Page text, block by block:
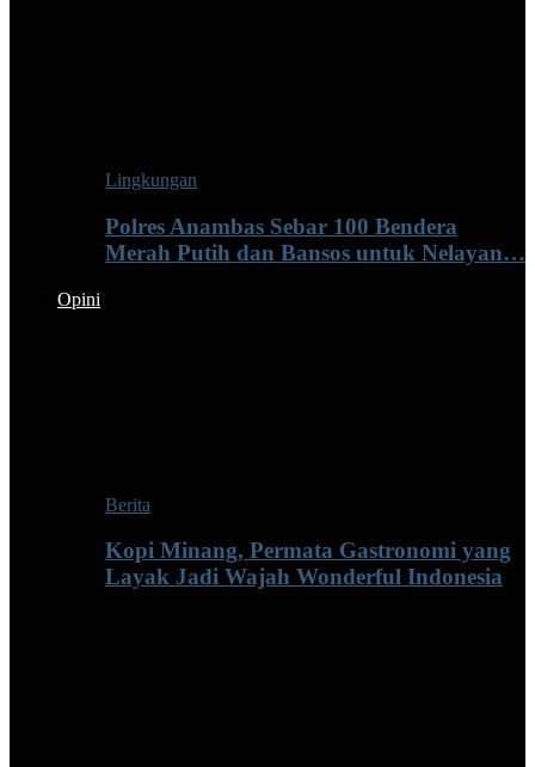
Lingkungan
Polres Anambas Sebar 100 Bendera
Merah Putih dan Bansos untuk Nelayan…
Opini
Berita
Kopi Minang, Permata Gastronomi yang
Layak Jadi Wajah Wonderful Indonesia